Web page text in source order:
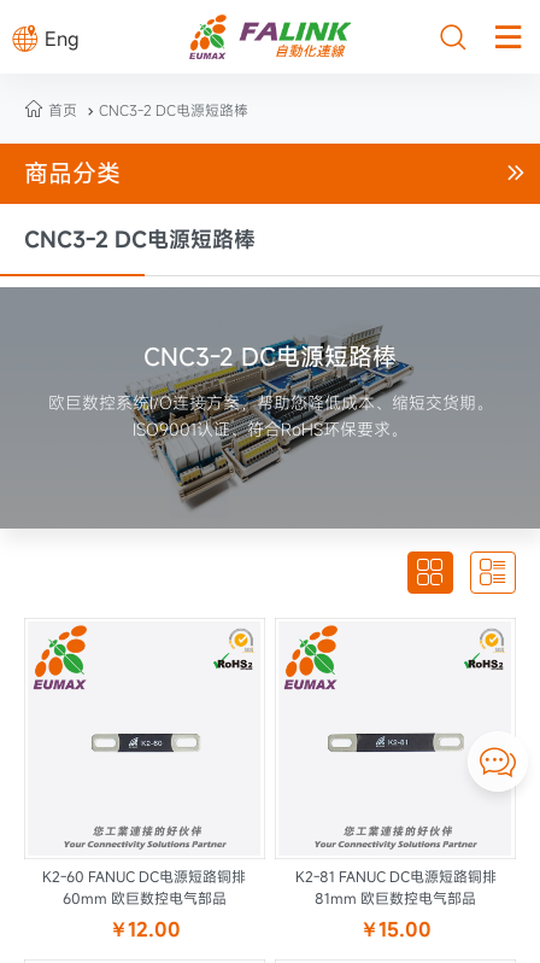
 Eng 


 首页  CNC3-2 DC电源短路棒
商品分类 
CNC3-2 DC电源短路棒
CNC3-2 DC电源短路棒
欧巨数控系统I/O连接方案，帮助您降低成本、缩短交货期。
ISO9001认证、符合RoHS环保要求。
 
K2-60 FANUC DC电源短路铜排
60mm 欧巨数控电气部品
￥12.00
K2-81 FANUC DC电源短路铜排
81mm 欧巨数控电气部品
￥15.00